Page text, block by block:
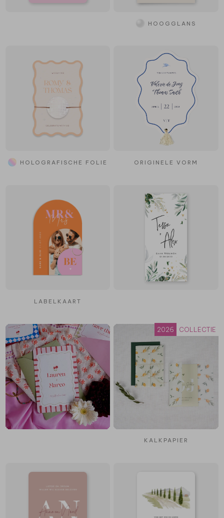
HOOGGLANS
HOLOGRAFISCHE FOLIE ORIGINELE VORM
LABELKAART
KALKPAPIER
2026 COLLECTIE